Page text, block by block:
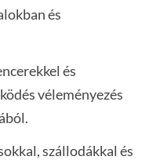
és
és
véleményezés
szállodákkal és